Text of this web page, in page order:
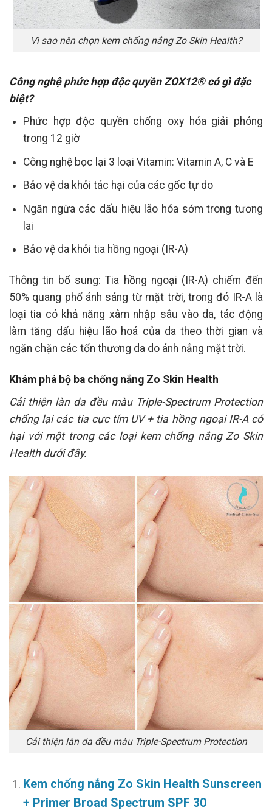
Vì sao nên chọn kem chống nắng Zo Skin Health?
Công nghệ phức hợp độc quyền ZOX12® có gì đặc
biệt?
Phức hợp độc quyền chống oxy hóa giải phóng
trong 12 giờ
Công nghệ bọc lại 3 loại Vitamin: Vitamin A, C và E
Bảo vệ da khỏi tác hại của các gốc tự do
Ngăn ngừa các dấu hiệu lão hóa sớm trong tương
lai
Bảo vệ da khỏi tia hồng ngoại (IR-A)
Thông tin bổ sung: Tia hồng ngoại (IR-A) chiếm đến
50% quang phổ ánh sáng từ mặt trời, trong đó IR-A là
loại tia có khả năng xâm nhập sâu vào da, tác động
làm tăng dấu hiệu lão hoá của da theo thời gian và
ngăn chặn các tổn thương da do ánh nắng mặt trời.
Khám phá bộ ba chống nắng Zo Skin Health
Cải thiện làn da đều màu Triple-Spectrum Protection
chống lại các tia cực tím UV + tia hồng ngoại IR-A có
hại với một trong các loại kem chống nắng Zo Skin
Health dưới đây.
Cải thiện làn da đều màu Triple-Spectrum Protection
Kem chống nắng Zo Skin Health Sunscreen
+ Primer Broad Spectrum SPF 30